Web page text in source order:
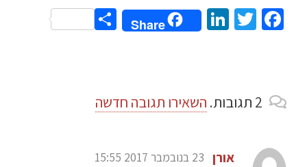
Facebook
Twitter
LinkedIn
Share
Share
2 תגובות. השאירו תגובה חדשה
אורן 23 בנובמבר 2017 15:55